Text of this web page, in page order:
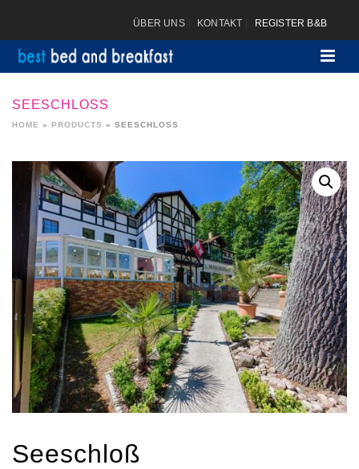
ÜBER UNS KONTAKT REGISTER B&B
SEESCHLOSS
HOME » PRODUCTS » SEESCHLOSS
Seeschloß